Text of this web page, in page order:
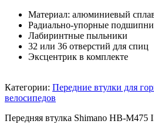
Материал: алюминиевый
Радиально-упорные
Лабиринтные пыльники
32 или 36 отверстий для спиц
Эксцентрик в комплекте
Категории: Передние втулки для
велосипедов
Передняя втулка Shimano HB-M475